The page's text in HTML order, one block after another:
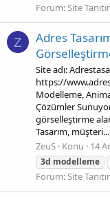
Forum:Site
Z
Adres
Site adı:
https://
Modelleme,
Çözümler
görselleştirme
Tasarım, müşteri...
ZeuS Konu 14
3d modelleme
Forum:Site